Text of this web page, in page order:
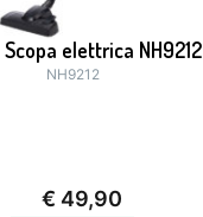
Scopa elettrica NH9212
NH9212
€ 49,90